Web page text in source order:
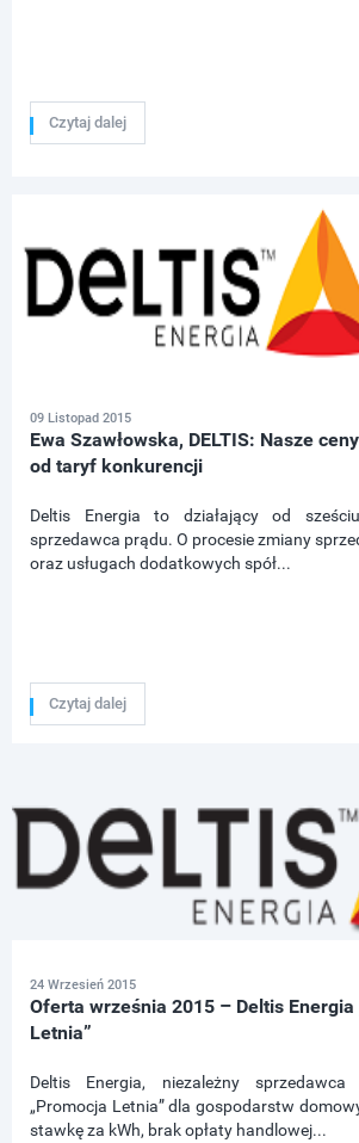
Czytaj dalej
09 Listopad 2015
Ewa Szawłowska, DELTIS: Nasze
od taryf konkurencji
Deltis Energia to działający od
sprzedawca prądu. O procesie zmiany
oraz usługach dodatkowych spół...
Czytaj dalej
24 Wrzesień 2015
Oferta września 2015 – Deltis Energia
Letnia”
Deltis Energia, niezależny
„Promocja Letnia” dla gospodarstw
stawkę za kWh, brak opłaty handlowej...